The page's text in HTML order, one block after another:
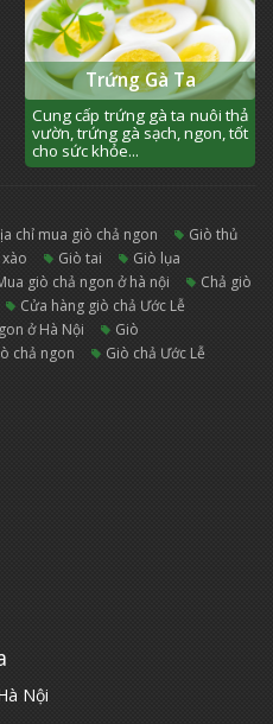
Trứng Gà Ta
Cung cấp trứng gà ta nuôi thả
vườn, trứng gà sạch, ngon, tốt
cho sức khỏe...
địa chỉ mua giò chả ngon
giò thủ
xào giò tai
giò lụa
mua giò chả ngon ở hà nội
chả giò
cửa hàng giò chả Ước Lễ
ở Hà Nội
giò
chả ngon Giò chả Ước Lễ
Nội